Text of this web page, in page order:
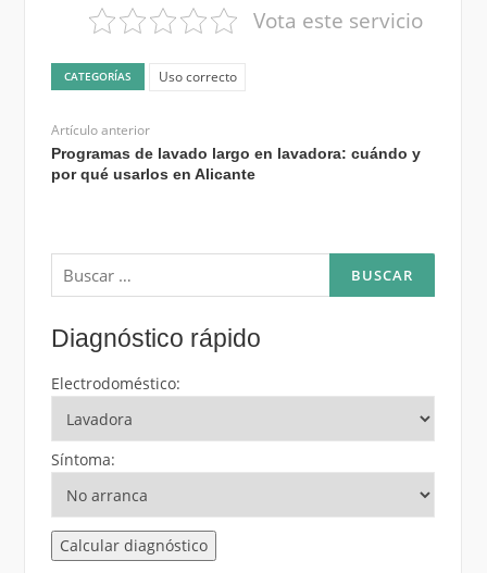
Vota este servicio
CATEGORÍAS Uso correcto
Artículo anterior
Programas de lavado largo en lavadora: cuándo y
por qué usarlos en Alicante
Buscar:
Diagnóstico rápido
Electrodoméstico:
Síntoma:
Calcular diagnóstico